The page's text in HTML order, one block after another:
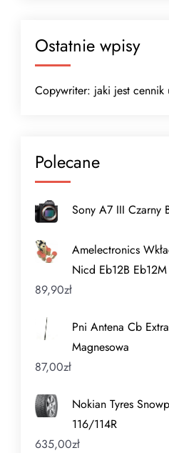
Ostatnie wpisy
Copywriter: jaki jest cennik
Polecane
Sony A7 III Czarny
Amelectronics
Nicd Eb12B
89,90zł
Pni Antena Cb
Magnesowa
87,00zł
Nokian Tyres
116/114R
635,00zł